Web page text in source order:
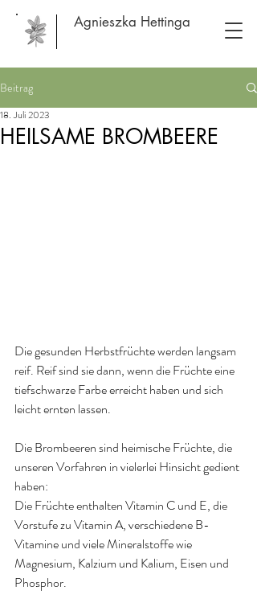
Agnieszka Hettinga
Beitrag
HEILSAME BROMBEERE
18. Juli 2023
Die gesunden Herbstfrüchte werden langsam
reif. Reif sind sie dann, wenn die Früchte eine
tiefschwarze Farbe erreicht haben und sich
leicht ernten lassen.
Die Brombeeren sind heimische Früchte, die
unseren Vorfahren in vielerlei Hinsicht gedient
haben:
Die Früchte enthalten Vitamin C und E, die
Vorstufe zu Vitamin A, verschiedene B-
Vitamine und viele Mineralstoffe wie
Magnesium, Kalzium und Kalium, Eisen und
Phosphor.